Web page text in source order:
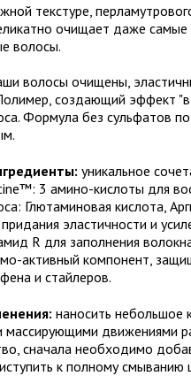
текстуре,
очищает даже
волосы.
волосы очищены,
создающий эффект
Формула без сульфатов
уникальное
3 амино-кислоты для
Глютаминовая кислота,
эластичности и
R для заполнения
активный компонент,
и стайлеров.
наносить небольшое
массирующими движениями
сначала необходимо
к полному смыванию